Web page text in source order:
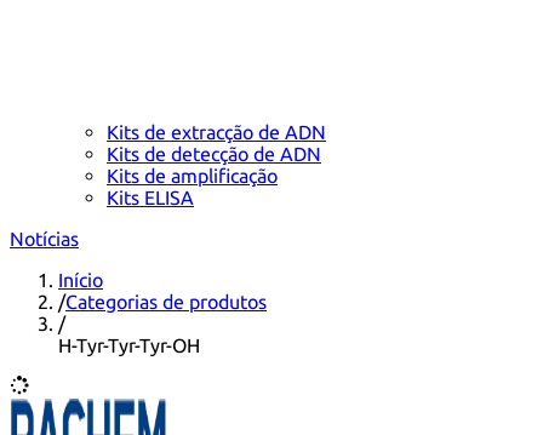
Kits de extracção de ADN
Kits de detecção de ADN
Kits de amplificação
Kits ELISA
Notícias
Início
/Categorias de produtos
/
H-Tyr-Tyr-Tyr-OH